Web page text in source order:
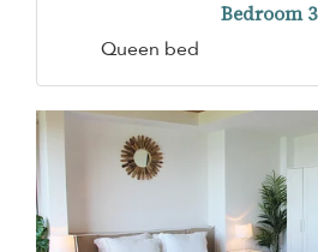
Bedroom 3
Queen bed